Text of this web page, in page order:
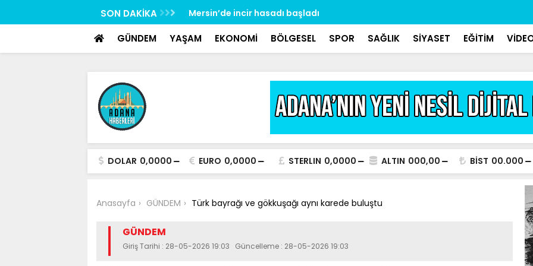
google-site-verification: google517657b2f8970707.html
SON DAKİKA
karşı mücadelenin startı verildi Mersin’de incir hasadı başladı
Dr.
aralıklarla
GÜNDEM YAŞAM EKONOMİ BÖLGESEL SPOR SAĞLIK SİYASET EĞİTİM
DOLAR 0,0000 EURO 0,0000 STERLIN 0,0000 ALTIN 000,00 BİST 00.000
Anasayfa GÜNDEM Türk bayrağı ve gökkuşağı aynı karede buluştu
GÜNDEM
Giriş Tarihi : 28-05-2026 19:03 Güncelleme : 28-05-2026 19:03